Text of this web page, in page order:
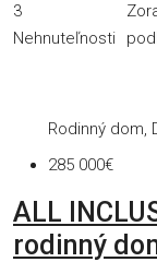
3
Nehnuteľnosti
Rodinný dom,
285 000€
ALL
rodinný